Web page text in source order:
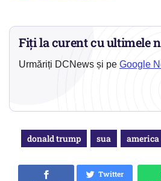
Fiți la curent cu ultimele
Urmăriți DCNews și pe Google
donald trump sua america
Twitter